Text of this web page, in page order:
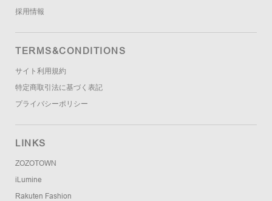
採用情報
TERMS&CONDITIONS
サイト利用規約
特定商取引法に基づく表記
プライバシーポリシー
LINKS
ZOZOTOWN
iLumine
Rakuten Fashion